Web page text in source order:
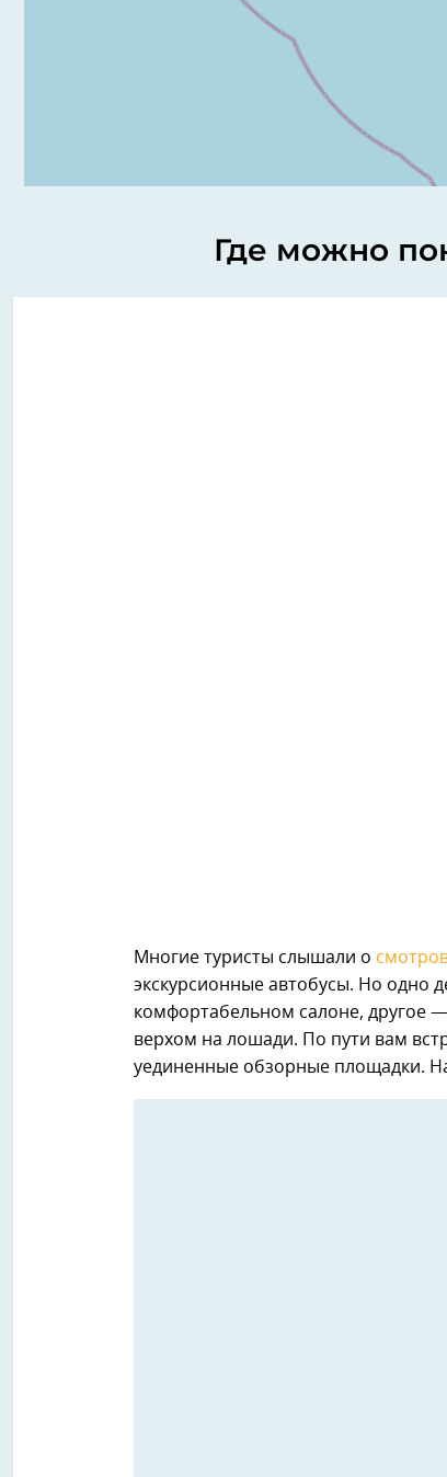
Где можно
Многие туристы слышали о
экскурсионные автобусы. Но одно
комфортабельном салоне, другое
верхом на лошади. По пути вам
уединенные обзорные площадки.